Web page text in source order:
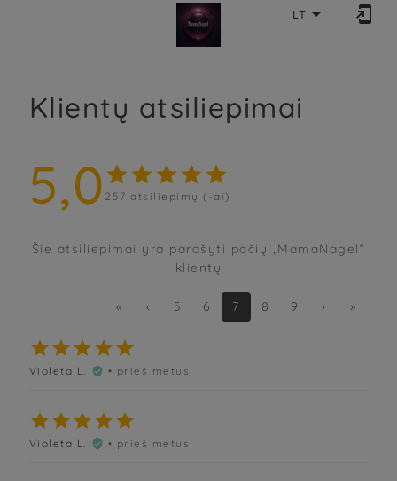
LT  
Klientų atsiliepimai
5,0     
257 atsiliepimų (-ai)
Šie atsiliepimai yra parašyti pačių „MamaNagel“
klientų
« ‹ 5 6 7 8 9 › »

Violeta L.  • prieš metus

Violeta L.  • prieš metus